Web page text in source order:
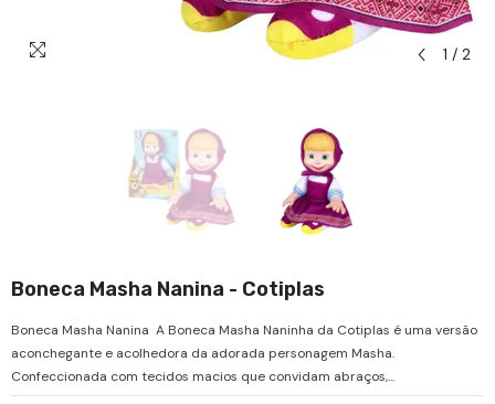
1 / 2
Boneca Masha Nanina - Cotiplas
Boneca Masha Nanina A Boneca Masha Naninha da Cotiplas é uma versão
aconchegante e acolhedora da adorada personagem Masha.
Confeccionada com tecidos macios que convidam abraços,...